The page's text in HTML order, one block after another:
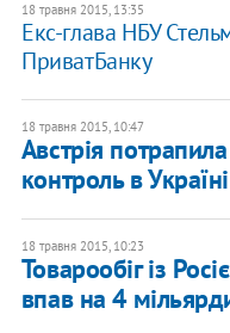
18 травня 2015, 13:35
Екс-глава НБУ
ПриватБанку
18 травня 2015, 10:47
Австрія
контроль в Україні
18 травня 2015, 10:23
Товарообіг із
впав на 4